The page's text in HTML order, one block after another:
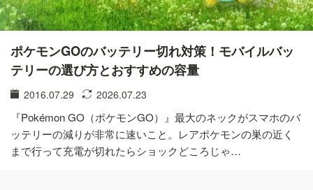
ポケモンGOのバッテリー切れ対策！モバイルバッ
テリーの選び方とおすすめの容量
2016.07.29 2026.07.23
『Pokémon GO（ポケモンGO）』最大のネックがスマホのバ
ッテリーの減りが非常に速いこと。レアポケモンの巣の近く
まで行って充電が切れたらショックどころじゃ…